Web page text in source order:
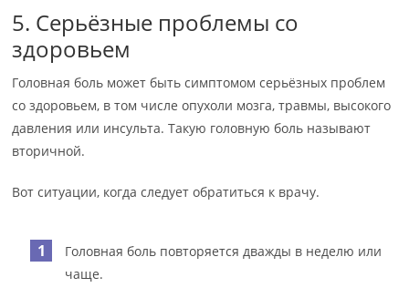
5. Серьёзные проблемы со
здоровьем
Головная боль может быть симптомом серьёзных проблем
со здоровьем, в том числе опухоли мозга, травмы, высокого
давления или инсульта. Такую головную боль называют
вторичной.
Вот ситуации, когда следует обратиться к врачу.
Головная боль повторяется дважды в неделю или
чаще.